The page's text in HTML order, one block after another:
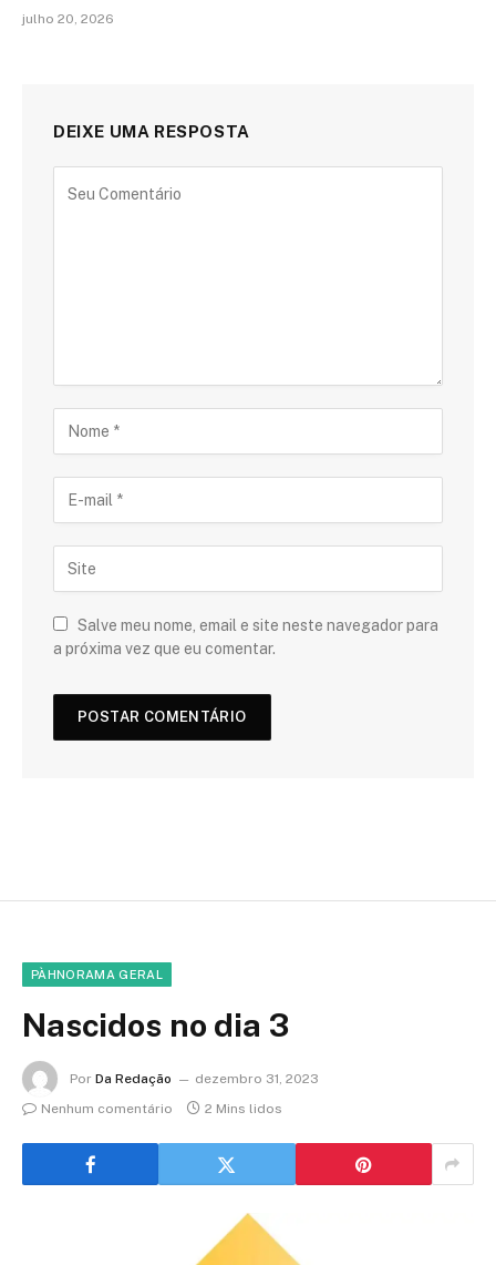
julho 20, 2026
DEIXE UMA RESPOSTA
Salve meu nome, email e site neste navegador para
a próxima vez que eu comentar.
PÀHNORAMA GERAL
Nascidos no dia 3
Por Da Redação
dezembro 31, 2023
Nenhum comentário
2 Mins lidos